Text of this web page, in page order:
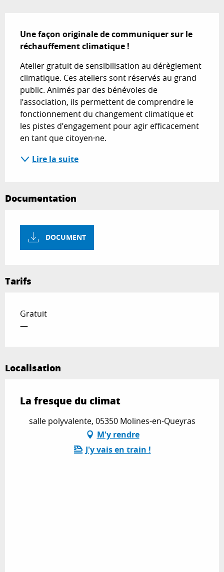
Une façon originale de communiquer sur le
réchauffement climatique !
Atelier gratuit de sensibilisation au dérèglement
climatique. Ces ateliers sont réservés au grand
public. Animés par des bénévoles de
l’association, ils permettent de comprendre le
fonctionnement du changement climatique et
les pistes d’engagement pour agir efficacement
en tant que citoyen·ne.
Lire la suite
Documentation
DOCUMENT
Tarifs
Gratuit
—
Localisation
La fresque du climat
salle polyvalente, 05350 Molines-en-Queyras
M'y rendre
J'y vais en train !